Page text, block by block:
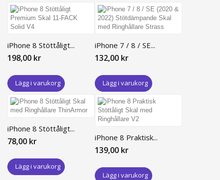
iPhone 8 Stöttåligt...
198,00 kr
Lägg i varukorg
iPhone 7 / 8 / SE...
132,00 kr
Lägg i varukorg
iPhone 8 Stöttåligt...
78,00 kr
Lägg i varukorg
iPhone 8 Praktisk...
139,00 kr
Lägg i varukorg